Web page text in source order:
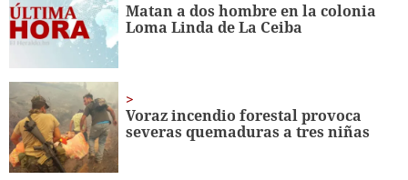
Matan a dos hombre en la colonia
Loma Linda de La Ceiba
Voraz incendio forestal provoca
severas quemaduras a tres niñas